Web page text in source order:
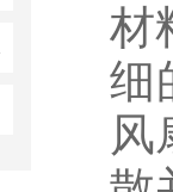
材
细
风